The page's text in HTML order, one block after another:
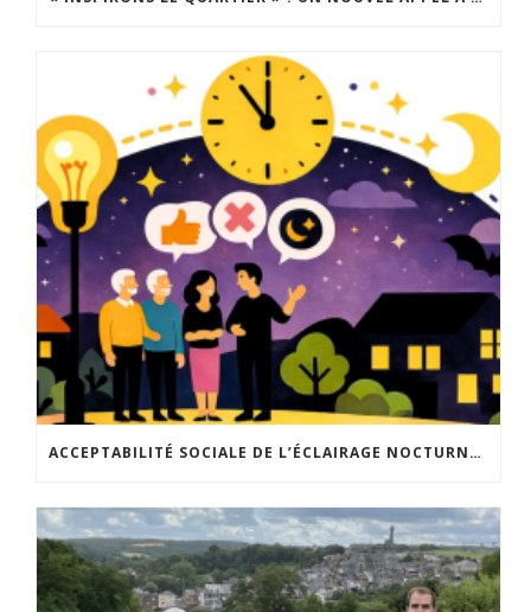
ACCEPTABILITÉ SOCIALE DE L’ÉCLAIRAGE NOCTURNE : LE REPLAY EST DISPONIBLE